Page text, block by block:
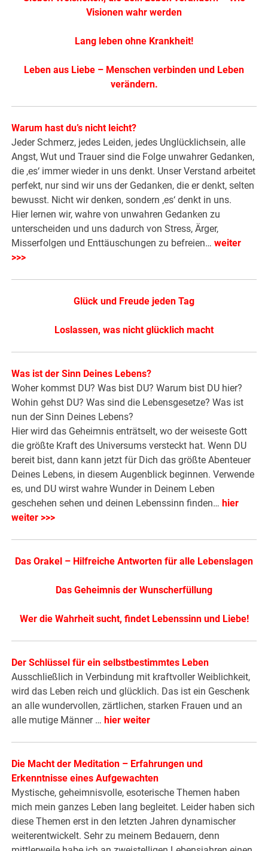
Visionen wahr werden
Lang leben ohne Krankheit!
Leben aus Liebe – Menschen verbinden und Leben
verändern.
Warum hast du’s nicht leicht?
Jeder Schmerz, jedes Leiden, jedes Unglücklichsein, alle
Angst, Wut und Trauer sind die Folge unwahrer Gedanken,
die ‚es‘ immer wieder in uns denkt. Unser Verstand arbeitet
perfekt, nur sind wir uns der Gedanken, die er denkt, selten
bewusst. Nicht wir denken, sondern ‚es‘ denkt in uns.
Hier lernen wir, wahre von unwahren Gedanken zu
unterscheiden und uns dadurch von Stress, Ärger,
Misserfolgen und Enttäuschungen zu befreien…weiter
>>>
Glück und Freude jeden Tag
Loslassen, was nicht glücklich macht
Was ist der Sinn Deines Lebens?
Woher kommst DU? Was bist DU? Warum bist DU hier?
Wohin gehst DU? Was sind die Lebensgesetze? Was ist
nun der Sinn Deines Lebens?
Hier wird das Geheimnis enträtselt, wo der weiseste Gott
die größte Kraft des Universums versteckt hat. Wenn DU
bereit bist, dann kann jetzt für Dich das größte Abenteuer
Deines Lebens, in diesem Augenblick beginnen. Verwende
es, und DU wirst wahre Wunder in Deinem Leben
geschehen sehen und deinen Lebenssinn finden… hier
weiter >>>
Das Orakel – Hilfreiche Antworten für alle Lebenslagen
Das Geheimnis der Wunscherfüllung
Wer die Wahrheit sucht, findet Lebenssinn und Liebe!
Der Schlüssel für ein selbstbestimmtes Leben
Ausschließlich in Verbindung mit kraftvoller Weiblichkeit,
wird das Leben reich und glücklich. Das ist ein Geschenk
an alle wundervollen, zärtlichen, starken Frauen und an
alle mutige Männer … hier weiter
Die Macht der Meditation – Erfahrungen und
Erkenntnisse eines Aufgewachten
Mystische, geheimnisvolle, esoterische Themen haben
mich mein ganzes Leben lang begleitet. Leider haben sich
diese Themen erst in den letzten Jahren dynamischer
weiterentwickelt. Sehr zu meinem Bedauern, denn